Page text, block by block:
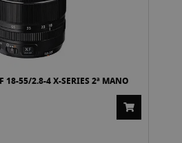
18-55/2.8-4 X-SERIES 2ª MANO